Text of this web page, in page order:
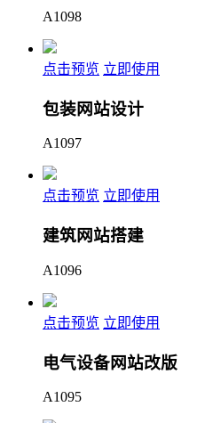
A1098
点击预览 立即使用
包装网站设计
A1097
点击预览 立即使用
建筑网站搭建
A1096
点击预览 立即使用
电气设备网站改版
A1095